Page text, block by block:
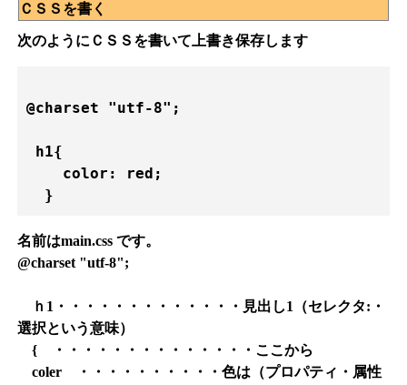
ＣＳＳを書く
次のようにＣＳＳを書いて上書き保存します
@charset "utf-8";
h1{
    color: red;
名前はmain.css です。
@charset "utf-8";
ｈ1・・・・・・・・・・・・・見出し1（セレクタ:・
選択という意味）
{ ・・・・・・・・・・・・・・ここから
coler ・・・・・・・・・・色は（プロパティ・属性